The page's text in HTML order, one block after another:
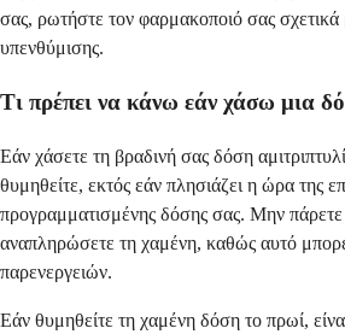
σας, ρωτήστε τον φαρμακοποιό σας
υπενθύμισης.
Τι πρέπει να κάνω εάν χάσω μια
Εάν χάσετε τη βραδινή σας δόση
θυμηθείτε, εκτός εάν πλησιάζει η ώρα της
προγραμματισμένης δόσης σας. Μην πάρετε
αναπληρώσετε τη χαμένη, καθώς αυτό
παρενεργειών.
Εάν θυμηθείτε τη χαμένη δόση το πρωί,